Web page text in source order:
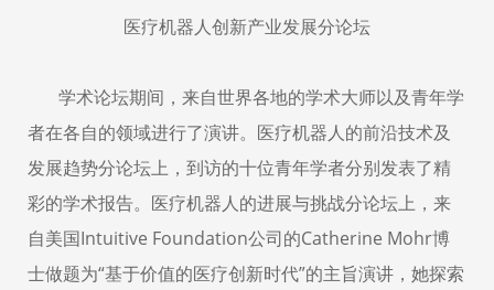
医疗机器人创新产业发展分论坛
学术论坛期间，来自世界各地的学术大师以及青年学
者在各自的领域进行了演讲。医疗机器人的前沿技术及
发展趋势分论坛上，到访的十位青年学者分别发表了精
彩的学术报告。医疗机器人的进展与挑战分论坛上，来
自美国Intuitive Foundation公司的Catherine Mohr博
士做题为“基于价值的医疗创新时代”的主旨演讲，她探索